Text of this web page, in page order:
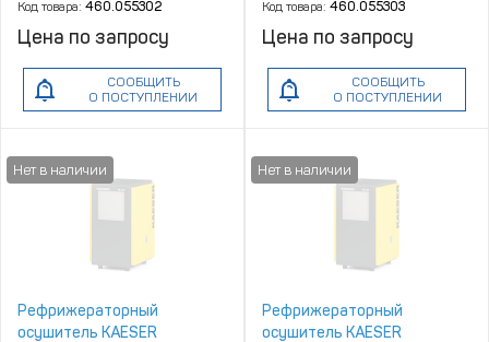
Код товара: 460.055302
Цена по запросу
СООБЩИТЬ
О ПОСТУПЛЕНИИ
Код товара: 460.055303
Цена по запросу
СООБЩИТЬ
О ПОСТУПЛЕНИИ
Рефрижераторный
осушитель KAESER
Рефрижераторный
осушитель KAESER